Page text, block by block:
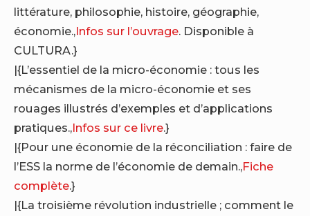
littérature, philosophie, histoire, géographie,
économie.,Infos sur l’ouvrage. Disponible à
CULTURA.}
|{L’essentiel de la micro-économie : tous les
mécanismes de la micro-économie et ses
rouages illustrés d’exemples et d’applications
pratiques.,Infos sur ce livre.}
|{Pour une économie de la réconciliation : faire de
l’ESS la norme de l’économie de demain.,Fiche
complète.}
|{La troisième révolution industrielle ; comment le